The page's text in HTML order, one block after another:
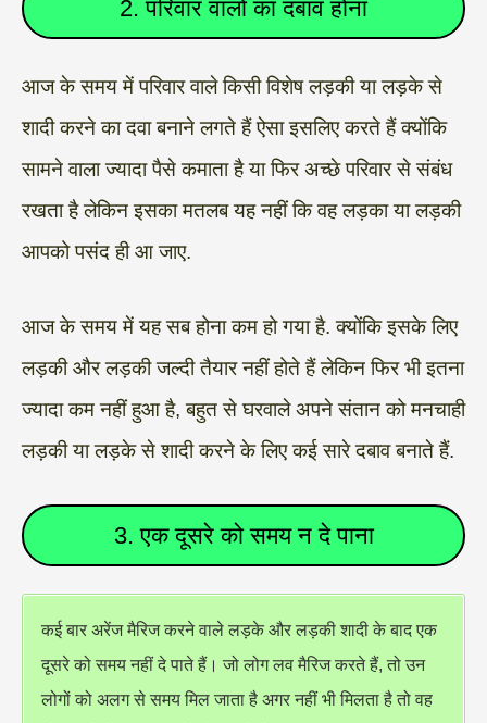
2. परिवार वालों का दबाव होना
आज के समय में परिवार वाले किसी विशेष लड़की या लड़के से
शादी करने का दवा बनाने लगते हैं ऐसा इसलिए करते हैं क्योंकि
सामने वाला ज्यादा पैसे कमाता है या फिर अच्छे परिवार से संबंध
रखता है लेकिन इसका मतलब यह नहीं कि वह लड़का या लड़की
आपको पसंद ही आ जाए.
आज के समय में यह सब होना कम हो गया है. क्योंकि इसके लिए
लड़की और लड़की जल्दी तैयार नहीं होते हैं लेकिन फिर भी इतना
ज्यादा कम नहीं हुआ है, बहुत से घरवाले अपने संतान को मनचाही
लड़की या लड़के से शादी करने के लिए कई सारे दबाव बनाते हैं.
3. एक दूसरे को समय न दे पाना
कई बार अरेंज मैरिज करने वाले लड़के और लड़की शादी के बाद एक
दूसरे को समय नहीं दे पाते हैं। जो लोग लव मैरिज करते हैं, तो उन
लोगों को अलग से समय मिल जाता है अगर नहीं भी मिलता है तो वह